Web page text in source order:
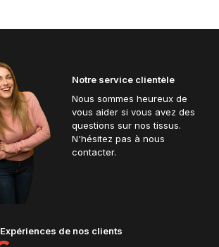
Notre service clientèle
Nous sommes heureux de
vous aider si vous avez des
questions sur nos tissus.
N'hésitez pas à nous
contacter.
Expériences de nos clients